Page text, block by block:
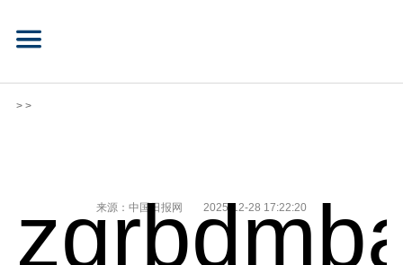
> >
来源：中国日报网 2025-12-28 17:22:20